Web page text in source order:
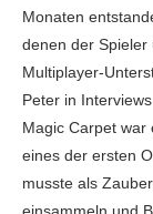
Monaten
denen der Spieler
Multiplayer-
Peter in
Magic Carpet war
eines der ersten
musste als